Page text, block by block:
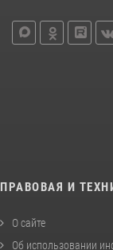
ПРАВОВАЯ И
О сайте
Об использовании